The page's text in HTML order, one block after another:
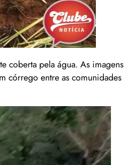
coberta pela água. As imagens
córrego entre as comunidades